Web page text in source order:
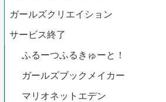
ガールズクリエイション
サービス終了
ふるーつふるきゅーと！
ガールズブックメイカー
マリオネットエデン